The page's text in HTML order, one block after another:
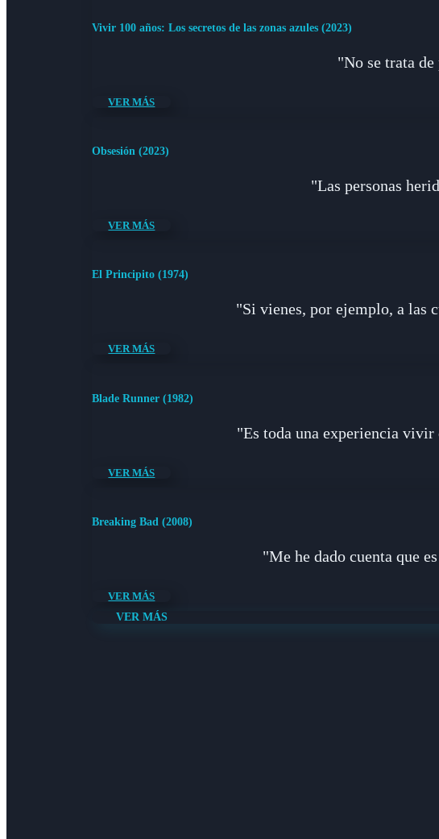
Vivir 100 años: Los secretos de las zonas azules (2023)
"No se trata
VER MÁS
Obsesión (2023)
"Las personas
VER MÁS
El Principito (1974)
"Si vienes, por ejemplo, a las
VER MÁS
Blade Runner (1982)
"Es toda una experiencia vivir
VER MÁS
Breaking Bad (2008)
"Me he dado cuenta que
VER MÁS
VER MÁS